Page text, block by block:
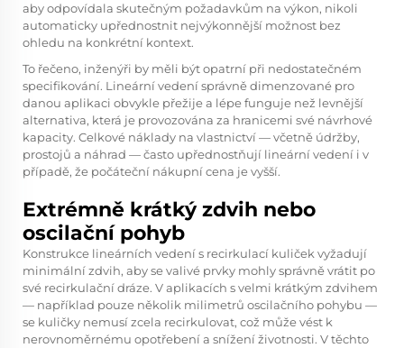
aby odpovídala skutečným požadavkům na výkon, nikoli
automaticky upřednostnit nejvýkonnější možnost bez
ohledu na konkrétní kontext.
To řečeno, inženýři by měli být opatrní při nedostatečném
specifikování. Lineární vedení správně dimenzované pro
danou aplikaci obvykle přežije a lépe funguje než levnější
alternativa, která je provozována za hranicemi své návrhové
kapacity. Celkové náklady na vlastnictví — včetně údržby,
prostojů a náhrad — často upřednostňují lineární vedení i v
případě, že počáteční nákupní cena je vyšší.
Extrémně krátký zdvih nebo
oscilační pohyb
Konstrukce lineárních vedení s recirkulací kuliček vyžadují
minimální zdvih, aby se valivé prvky mohly správně vrátit po
své recirkulační dráze. V aplikacích s velmi krátkým zdvihem
— například pouze několik milimetrů oscilačního pohybu —
se kuličky nemusí zcela recirkulovat, což může vést k
nerovnoměrnému opotřebení a snížení životnosti. V těchto